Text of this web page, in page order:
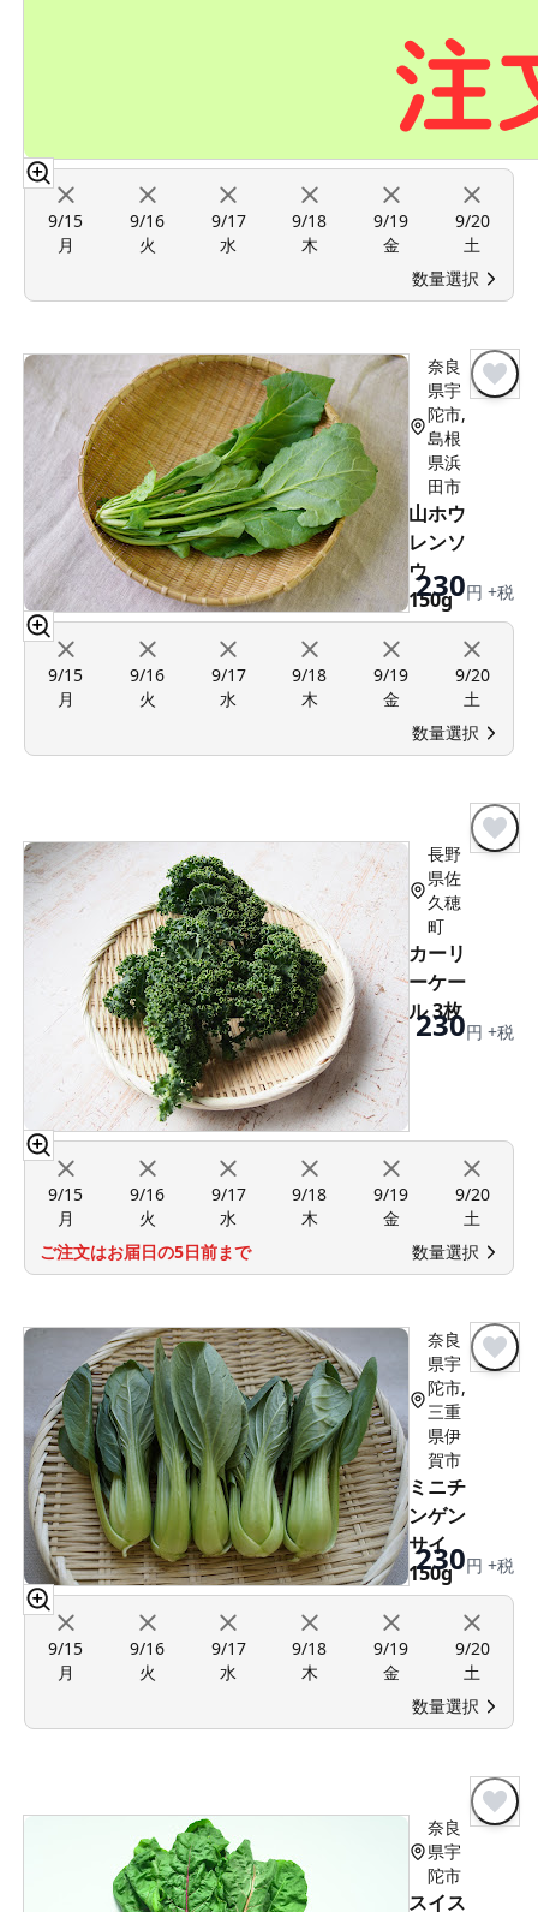
9/15
月
9/16
火
9/17
水
9/18
木
9/19
金
9/20
土
数量選択
奈良
県宇
陀市,
島根
県浜
田市
山ホウ
レンソ
ウ
150g
230円 +税
9/15
月
9/16
火
9/17
水
9/18
木
9/19
金
9/20
土
数量選択
長野
県佐
久穂
町
カーリ
ーケー
ル 3枚
230円 +税
9/15
月
9/16
火
9/17
水
9/18
木
9/19
金
9/20
土
ご注文はお届日の5日前まで
数量選択
奈良
県宇
陀市,
三重
県伊
賀市
ミニチ
ンゲン
サイ
150g
230円 +税
9/15
月
9/16
火
9/17
水
9/18
木
9/19
金
9/20
土
数量選択
奈良
県宇
陀市
スイス